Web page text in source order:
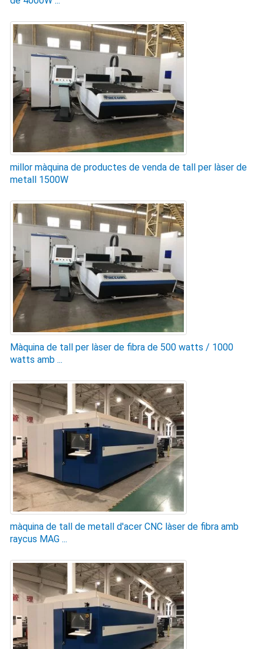
millor màquina de productes de venda de tall per làser de
metall 1500W
Màquina de tall per làser de fibra de 500 watts / 1000
watts amb ...
màquina de tall de metall d'acer CNC làser de fibra amb
raycus MAG ...